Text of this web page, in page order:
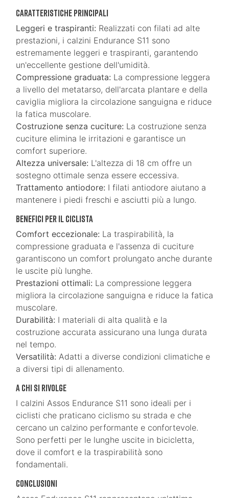
Caratteristiche principali
Leggeri e traspiranti: Realizzati con filati ad alte
prestazioni, i calzini Endurance S11 sono
estremamente leggeri e traspiranti, garantendo
un'eccellente gestione dell'umidità.
Compressione graduata: La compressione leggera
a livello del metatarso, dell'arcata plantare e della
caviglia migliora la circolazione sanguigna e riduce
la fatica muscolare.
Costruzione senza cuciture: La costruzione senza
cuciture elimina le irritazioni e garantisce un
comfort superiore.
Altezza universale: L'altezza di 18 cm offre un
sostegno ottimale senza essere eccessiva.
Trattamento antiodore: I filati antiodore aiutano a
mantenere i piedi freschi e asciutti più a lungo.
Benefici per il ciclista
Comfort eccezionale: La traspirabilità, la
compressione graduata e l'assenza di cuciture
garantiscono un comfort prolungato anche durante
le uscite più lunghe.
Prestazioni ottimali: La compressione leggera
migliora la circolazione sanguigna e riduce la fatica
muscolare.
Durabilità: I materiali di alta qualità e la
costruzione accurata assicurano una lunga durata
nel tempo.
Versatilità: Adatti a diverse condizioni climatiche e
a diversi tipi di allenamento.
A chi si rivolge
I calzini Assos Endurance S11 sono ideali per i
ciclisti che praticano ciclismo su strada e che
cercano un calzino performante e confortevole.
Sono perfetti per le lunghe uscite in bicicletta,
dove il comfort e la traspirabilità sono
fondamentali.
Conclusioni